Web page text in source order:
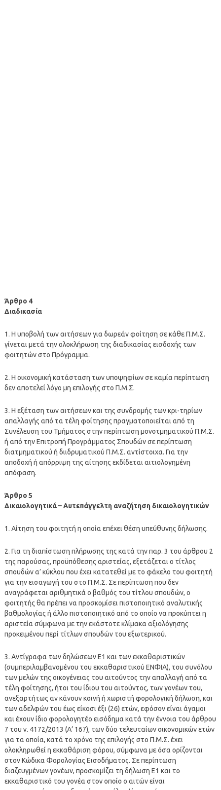
Άρθρο 4
Διαδικασία
1. Η υποβολή των αιτήσεων για δωρεάν φοίτηση σε κάθε Π.Μ.Σ.
γίνεται μετά την ολοκλήρωση της διαδικασίας εισδοχής των
φοιτητών στο Πρόγραμμα.
2. Η οικονομική κατάσταση των υποψηφίων σε καμία περίπτωση
δεν αποτελεί λόγο μη επιλογής στο Π.Μ.Σ.
3. Η εξέταση των αιτήσεων και της συνδρομής των κρι-τηρίων
απαλλαγής από τα τέλη φοίτησης πραγματοποιείται από τη
Συνέλευση του Τμήματος στην περίπτωση μονοτμηματικού Π.Μ.Σ.
ή από την Επιτροπή Προγράμματος Σπουδών σε περίπτωση
διατμηματικού ή διιδρυματικού Π.Μ.Σ. αντίστοιχα. Για την
αποδοχή ή απόρριψη της αίτησης εκδίδεται αιτιολογημένη
απόφαση.
Άρθρο 5
Δικαιολογητικά – Αυτεπάγγελτη αναζήτηση δικαιολογητικών
1. Αίτηση του φοιτητή η οποία επέχει θέση υπεύθυνης δήλωσης.
2. Για τη διαπίστωση πλήρωσης της κατά την παρ. 3 του άρθρου 2
της παρούσας, προϋπόθεσης αριστείας, εξετάζεται ο τίτλος
σπουδών α’ κύκλου που έχει κατατεθεί με το φάκελο του φοιτητή
για την εισαγωγή του στο Π.Μ.Σ. Σε περίπτωση που δεν
αναγράφεται αριθμητικά ο βαθμός του τίτλου σπουδών, ο
φοιτητής θα πρέπει να προσκομίσει πιστοποιητικό αναλυτικής
βαθμολογίας ή άλλο πιστοποιητικό από το οποίο να προκύπτει η
αριστεία σύμφωνα με την εκάστοτε κλίμακα αξιολόγησης
προκειμένου περί τίτλων σπουδών του εξωτερικού.
3. Αντίγραφα των δηλώσεων E1 και των εκκαθαριστικών
(συμπεριλαμβανομένου του εκκαθαριστικού ΕΝΦΙΑ), του συνόλου
των μελών της οικογένειας του αιτούντος την απαλλαγή από τα
τέλη φοίτησης, ήτοι του ίδιου του αιτούντος, των γονέων του,
ανεξαρτήτως αν κάνουν κοινή ή χωριστή φορολογική δήλωση, και
των αδελφών του έως είκοσι έξι (26) ετών, εφόσον είναι άγαμοι
και έχουν ίδιο φορολογητέο εισόδημα κατά την έννοια του άρθρου
7 του ν. 4172/2013 (Α’ 167), των δύο τελευταίων οικονομικών ετών
για τα οποία, κατά το χρόνο της επιλογής στο Π.Μ.Σ. έχει
ολοκληρωθεί η εκκαθάριση φόρου, σύμφωνα με όσα ορίζονται
στον Κώδικα Φορολογίας Εισοδήματος. Σε περίπτωση
διαζευγμένων γονέων, προσκομίζει τη δήλωση Ε1 και το
εκκαθαριστικό του γονέα στον οποίο ο αιτών είναι